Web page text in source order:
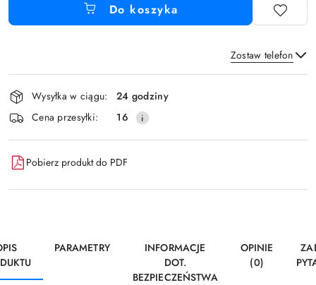
Do koszyka
Zostaw telefon
Wyślij
Dostępność
i
dostawa
Wysyłka w ciągu:
24 godziny
Cena przesyłki:
16
Pobierz produkt do PDF
PARAMETRY
INFORMACJE
DOT.
BEZPIECZEŃSTWA
OPINIE
(0)